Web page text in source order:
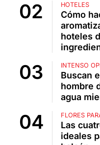
HOTELES
Cómo
hoteles
INTENSO
Buscan
hombre
agua
FLORES
Las
ideales